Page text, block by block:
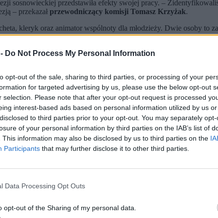
Do Not Process My Personal Information
opt-out of the sale, sharing to third parties, or processing of your
for targeted advertising by us, please use the below opt-out
selection. Please note that after your opt-out request is processed
interest-based ads based on personal information utilized by us
to third parties prior to your opt-out. You may separately
of your personal information by third parties on the IAB’s list of
This information may also be disclosed by us to third parties on the
Participants that may further disclose it to other third parties.
Data Processing Opt Outs
opt-out of the Sharing of my personal data.
sosnowieckiej przedstawiła efekty swojej pracy. –
– przekazał przewodniczący komisji Tomasz Krzyżak.
kleryk oraz animator wspólnoty dla młodzieży. Dwie osoby to
przestępstw, w trzech przypadkach toczą się sprawy w
Dla kolejnych pięciu zgłoszeń nie stwierdzono popełnienia
dotyczące podejrzenia popełnienia przestępstwa przez osiem
. W 96 proc. przypadków poszkodowane to osoby
jakie spotkały duchownych, w przypadku których potwierdzono
otrzymał dożywotni zakaz posługi kapłańskiej i zakaz
z dziećmi. Ostatni z sześciu został ukarany przez organy
–
personalnymi duchownych, korespondencją, aktami
z dokumentami znajdującymi się w Instytucie Pamięci